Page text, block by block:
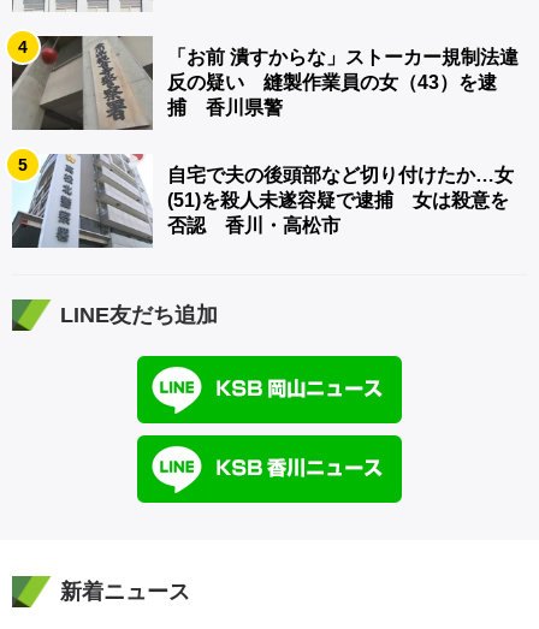
4
「お前 潰すからな」ストーカー規制法違
反の疑い 縫製作業員の女（43）を逮
捕 香川県警
5
自宅で夫の後頭部など切り付けたか…女
(51)を殺人未遂容疑で逮捕 女は殺意を
否認 香川・高松市
LINE友だち追加
新着ニュース